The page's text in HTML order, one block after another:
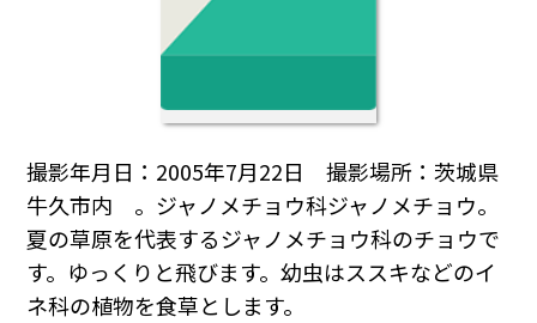
撮影年月日：2005年7月22日 撮影場所：茨城県
牛久市内 。ジャノメチョウ科ジャノメチョウ。
夏の草原を代表するジャノメチョウ科のチョウで
す。ゆっくりと飛びます。幼虫はススキなどのイ
ネ科の植物を食草とします。